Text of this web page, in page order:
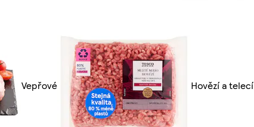
Vepřové Hovězí a telecí